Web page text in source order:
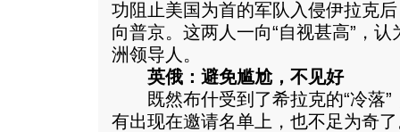
功阻止美国为首的军队入侵伊拉克
向普京。这两人一向“自视甚高”，
洲领导人。
英俄：避免尴尬，不见好
既然布什受到了希拉克的“冷落”
有出现在邀请名单上，也不足为奇